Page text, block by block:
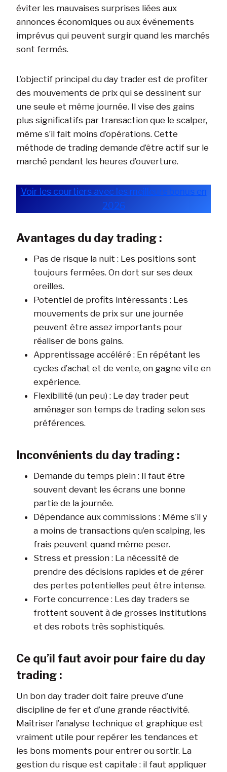
éviter les mauvaises surprises liées aux
annonces économiques ou aux événements
imprévus qui peuvent surgir quand les marchés
sont fermés.
L’objectif principal du day trader est de profiter
des mouvements de prix qui se dessinent sur
une seule et même journée. Il vise des gains
plus significatifs par transaction que le scalper,
même s’il fait moins d’opérations. Cette
méthode de trading demande d’être actif sur le
marché pendant les heures d’ouverture.
Voir les courtiers avec les meilleurs bonus en
2026
Avantages du day trading :
Pas de risque la nuit : Les positions sont
toujours fermées. On dort sur ses deux
oreilles.
Potentiel de profits intéressants : Les
mouvements de prix sur une journée
peuvent être assez importants pour
réaliser de bons gains.
Apprentissage accéléré : En répétant les
cycles d’achat et de vente, on gagne vite en
expérience.
Flexibilité (un peu) : Le day trader peut
aménager son temps de trading selon ses
préférences.
Inconvénients du day trading :
Demande du temps plein : Il faut être
souvent devant les écrans une bonne
partie de la journée.
Dépendance aux commissions : Même s’il y
a moins de transactions qu’en scalping, les
frais peuvent quand même peser.
Stress et pression : La nécessité de
prendre des décisions rapides et de gérer
des pertes potentielles peut être intense.
Forte concurrence : Les day traders se
frottent souvent à de grosses institutions
et des robots très sophistiqués.
Ce qu’il faut avoir pour faire du day
trading :
Un bon day trader doit faire preuve d’une
discipline de fer et d’une grande réactivité.
Maîtriser l’analyse technique et graphique est
vraiment utile pour repérer les tendances et
les bons moments pour entrer ou sortir. La
gestion du risque est capitale : il faut appliquer